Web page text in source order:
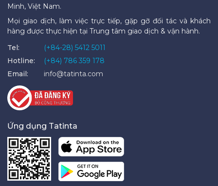
Minh, Việt Nam.
Mọi giao dịch, làm việc trực tiếp, gặp gỡ đối tác và khách
hàng được thực hiện tại Trung tâm giao dịch & vận hành.
Tel:
(+84-28) 5412 5011
Hotline:
(+84) 786 359 178
Email:
info@tatinta.com
Ứng dụng Tatinta